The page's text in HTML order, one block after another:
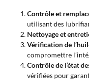
Contrôle et
utilisant des
Nettoyage et
Vérification de
compromettre
Contrôle de l’état
vérifiées pour